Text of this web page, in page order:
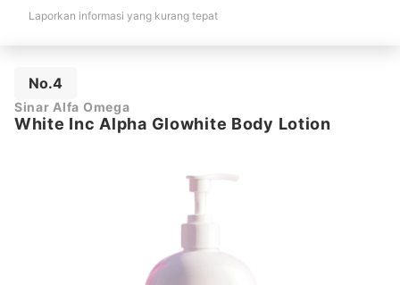
Laporkan informasi yang kurang tepat
No.4
Sinar Alfa Omega
White Inc Alpha Glowhite Body Lotion